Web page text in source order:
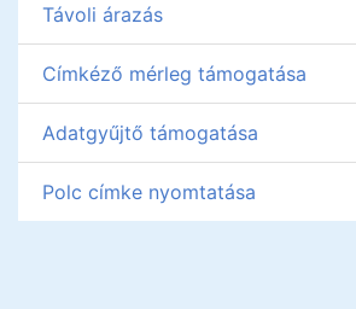
Távoli árazás
Címkéző mérleg támogatása
Adatgyűjtő támogatása
Polc címke nyomtatása